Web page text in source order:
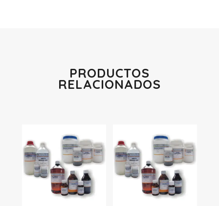
PRODUCTOS
RELACIONADOS